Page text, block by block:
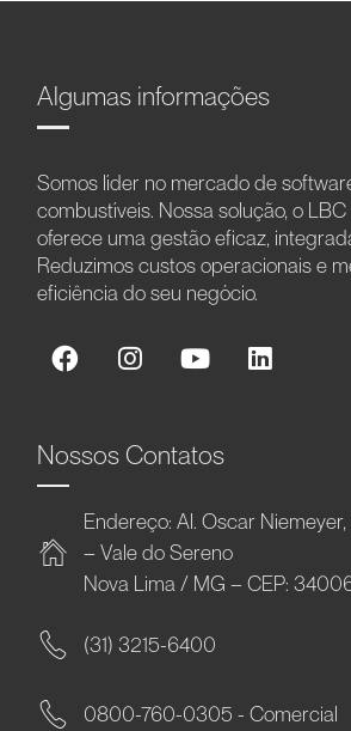
Algumas informações
Somos líder no mercado de
combustíveis. Nossa solução, o LBC
oferece uma gestão eficaz,
Reduzimos custos operacionais e
eficiência do seu negócio.
Nossos Contatos
Endereço: Al. Oscar
– Vale do Sereno
Nova Lima / MG – CEP:
(31) 3215-6400
0800-760-0305 - Comercial